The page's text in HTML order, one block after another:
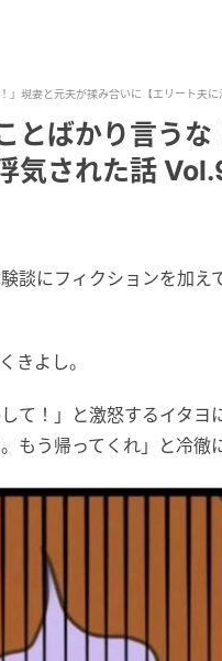
」現妻と元夫が揉み合いに【エリート夫に
とばかり言う
気された話
談にフィクションを加
きよし。
て！」と激怒するイタ
もう帰ってくれ」と冷徹